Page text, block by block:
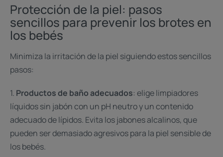
Protección de la piel: pasos
sencillos para prevenir los brotes en
los bebés
Minimiza la irritación de la piel siguiendo estos sencillos
pasos:
1. Productos de baño adecuados: elige limpiadores
líquidos sin jabón con un pH neutro y un contenido
adecuado de lípidos. Evita los jabones alcalinos, que
pueden ser demasiado agresivos para la piel sensible de
los bebés.